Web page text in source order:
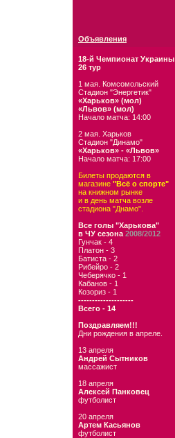
Объявления
18-й Чемпионат Украины
26 тур
1 мая. Комсомольский
Стадион "Энергетик"
«Харьков» (мол)
«Львов» (мол)
Начало матча: 14:00
2 мая. Харьков
Стадион "Динамо"
«Харьков» - «Львов»
Начало матча: 17:00
Билеты продаются в
магазине "Всё о спорте"
на книжном рынке
и в день матча возле
стадиона "Днамо".
Все голы "Харькова"
в ЧУ сезона 2008/2012
Гунчак - 4
Платон - 3
Батиста - 2
Рибейро - 2
Чеберячко - 1
Кабанов - 1
Козориз - 1
--------------------
Всего - 14
Поздравляем!!!
Дни рождения в апреле.
13 апреля
Андрей Сытников
массажист
18 апреля
Алексей Панковец
футболист
20 апреля
Артем Касьянов
футболист